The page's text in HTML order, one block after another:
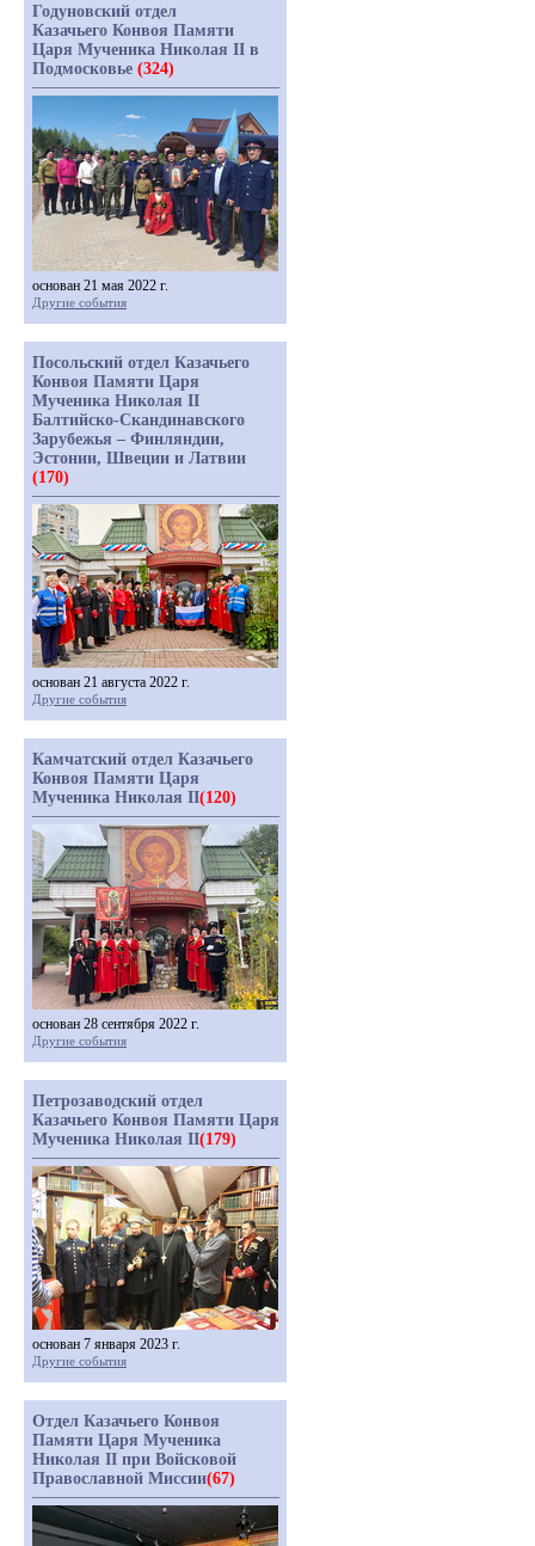
Годуновский отдел
Казачьего Конвоя Памяти
Царя Мученика Николая II в
Подмосковье (324)
основан 21 мая 2022 г.
Другие события
Посольский отдел Казачьего
Конвоя Памяти Царя
Мученика Николая II
Балтийско-Скандинавского
Зарубежья – Финляндии,
Эстонии, Швеции и Латвии
(170)
основан 21 августа 2022 г.
Другие события
Камчатский отдел Казачьего
Конвоя Памяти Царя
Мученика Николая II(120)
основан 28 сентября 2022 г.
Другие события
Петрозаводский отдел
Казачьего Конвоя Памяти Царя
Мученика Николая II(179)
основан 7 января 2023 г.
Другие события
Отдел Казачьего Конвоя
Памяти Царя Мученика
Николая II при Войсковой
Православной Миссии(67)